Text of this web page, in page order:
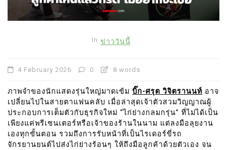
In ข่าววันนี้
4 February 2026 0 8 words
ภาพจำของนักแสดงรุ่นใหญ่มาดเข้ม บิ๊ก-ศรุต วิจิตรานนท์ อาจ
เปลี่ยนไปในสายตาแฟนคลับ เมื่อล่าสุดเจ้าตัวสวมวิญญาณผู้
ประกอบการเต็มตัวกับธุรกิจใหม่ “ไก่ย่างกลมกรุ่น” ที่ไม่ได้เป็น
เพียงแค่พรีเซนเตอร์หรือเจ้าของร้านในนาม แต่ลงมือลุยงาน
เองทุกขั้นตอน รวมถึงการรับหน้าที่เป็นไรเดอร์ขี่รถ
จักรยานยนต์ไปส่งไก่ย่างร้อนๆ ให้ถึงมือลูกค้าด้วยตัวเอง จน